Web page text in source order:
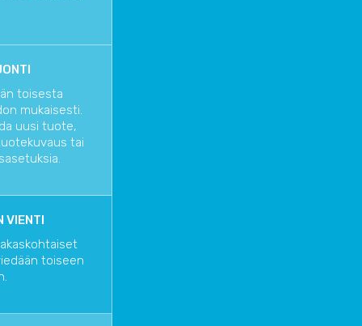
toisesta
mukaisesti.
uusi tuote,
tai
VIENTI
toiseen